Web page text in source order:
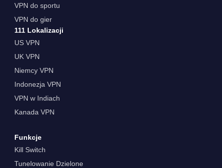
VPN do sportu
VPN do gier
111 Lokalizacji
US VPN
UK VPN
Niemcy VPN
Indonezja VPN
VPN w Indiach
Kanada VPN
Funkcje
Kill Switch
Tunelowanie Dzielone